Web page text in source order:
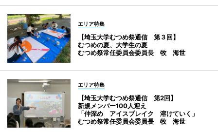
エリア特集
【埼玉大学むつめ祭通信 第３回】
むつめの夏、大学生の夏
むつめ祭常任委員会委員長 牧 海世
エリア特集
【埼玉大学むつめ祭通信 第2回】
新規メンバー100人迎え
「仲深め アイスブレイク 溶けていく」
むつめ祭常任委員会委員長 牧 海世